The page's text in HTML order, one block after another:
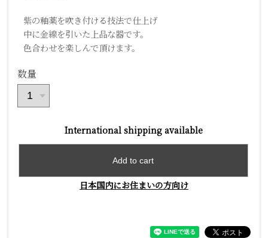
紫の釉薬を吹き付ける技法で仕上げ
中に金線を引いた上品な器です。
色合わせを楽しんで頂けます。
数量
International shipping available
Add to cart
日本国内にお住まいの方向け